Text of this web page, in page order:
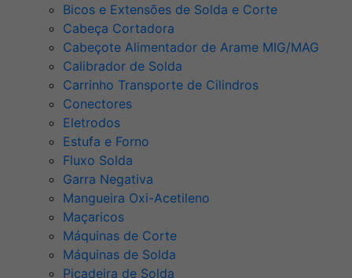
Bicos e Extensões de Solda e Corte
Cabeça Cortadora
Cabeçote Alimentador de Arame MIG/MAG
Calibrador de Solda
Carrinho Transporte de Cilindros
Conectores
Eletrodos
Estufa e Forno
Fluxo Solda
Garra Negativa
Mangueira Oxi-Acetileno
Maçaricos
Máquinas de Corte
Máquinas de Solda
Picadeira de Solda